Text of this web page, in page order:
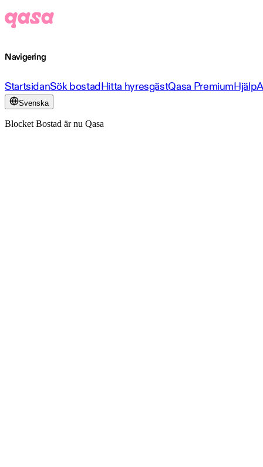
Navigering
StartsidanSök bostadHitta hyresgästQasa PremiumHjälp
Svenska
Blocket Bostad är nu Qasa